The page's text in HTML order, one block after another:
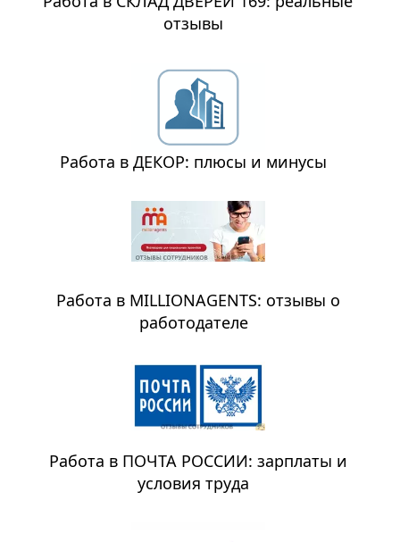
отзывы
Работа в ДЕКОР: плюсы и минусы
Работа в MILLIONAGENTS: отзывы о
работодателе
Работа в ПОЧТА РОССИИ: зарплаты и
условия труда